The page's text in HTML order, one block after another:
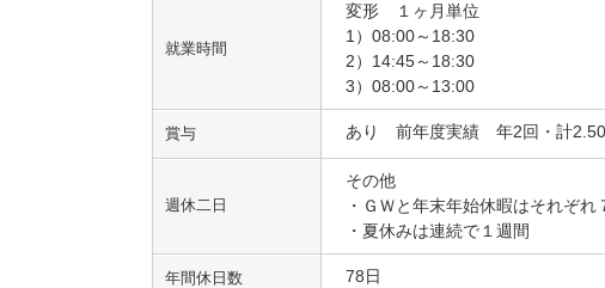
就業時間
変形 １ヶ月単位
1）08:00～18:30
2）14:45～18:30
3）08:00～13:00
賞与 あり 前年度実績 年2回・計
週休二日
その他
・ＧＷと年末年始休暇はそれぞれ
・夏休みは連続で１週間
年間休日数 78日